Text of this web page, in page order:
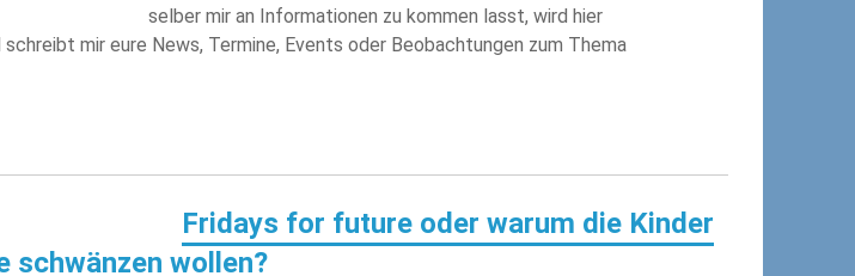
selber mir an Informationen zu kommen lasst, wird hier
mir eure News, Termine, Events oder Beobachtungen zum Thema
Fridays for future oder warum die Kinder
schwänzen wollen?